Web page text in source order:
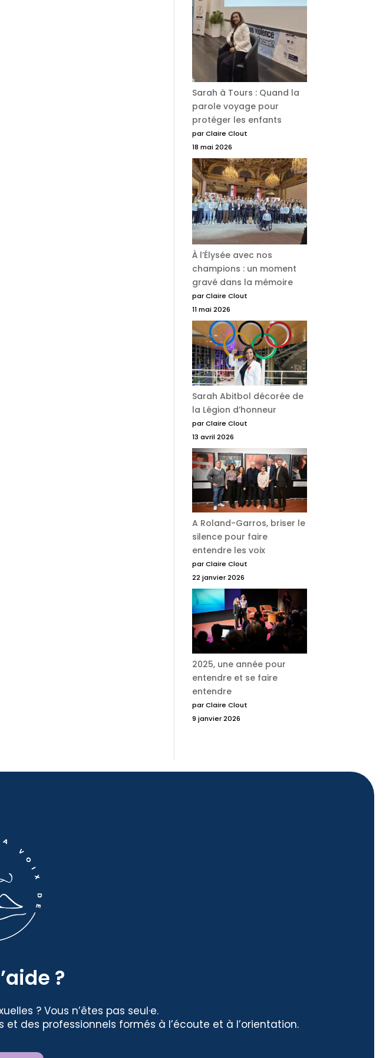
Sarah à Tours : Quand la
parole voyage pour
protéger les enfants
par Claire Clout
18 mai 2026
À l’Élysée avec nos
champions : un moment
gravé dans la mémoire
par Claire Clout
11 mai 2026
Sarah Abitbol décorée de
la Légion d’honneur
par Claire Clout
13 avril 2026
A Roland-Garros, briser le
silence pour faire
entendre les voix
par Claire Clout
22 janvier 2026
2025, une année pour
entendre et se faire
entendre
par Claire Clout
9 janvier 2026
?
? Vous n’êtes pas seul·e.
des professionnels formés à l’écoute et à l’orientation.